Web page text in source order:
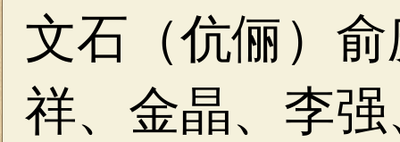
文石（伉俪）
祥、金晶、李